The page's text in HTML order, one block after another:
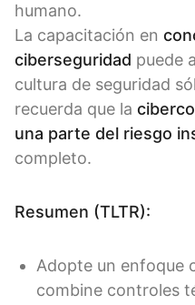
humano.
La capacitación en
ciberseguridad puede
cultura de seguridad
recuerda que la
una parte del riesgo
completo.
Resumen (TLTR):
Adopte un enfoque
combine controles